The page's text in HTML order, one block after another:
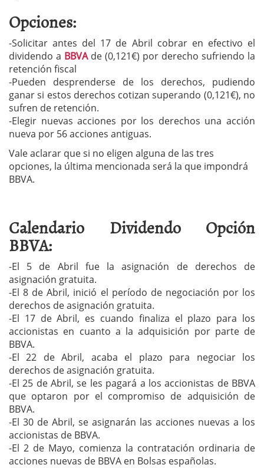
Opciones:
-Solicitar antes del 17 de Abril cobrar en efectivo el
dividendo a BBVAde (0,121€) por derecho sufriendo la
retención fiscal
-Pueden desprenderse de los derechos, pudiendo
ganar si estos derechos cotizan superando (0,121€), no
sufren de retención.
-Elegir nuevas acciones por los derechos una acción
nueva por 56 acciones antiguas.
Vale aclarar que si no eligen alguna de las tres
opciones, la última mencionada será la que impondrá
BBVA.
Calendario Dividendo Opción
BBVA:
-El 5 de Abril fue la asignación de derechos de
asignación gratuita.
-El 8 de Abril, inició el período de negociación por los
derechos de asignación gratuita.
-El 17 de Abril, es cuando finaliza el plazo para los
accionistas en cuanto a la adquisición por parte de
BBVA.
-El 22 de Abril, acaba el plazo para negociar los
derechos de asignación gratuita.
-El 25 de Abril, se les pagará a los accionistas de BBVA
que optaron por el compromiso de adquisición de
BBVA.
-El 30 de Abril, se asignarán las acciones nuevas a los
accionistas de BBVA.
-El 2 de Mayo, comienza la contratación ordinaria de
acciones nuevas de BBVA en Bolsas españolas.